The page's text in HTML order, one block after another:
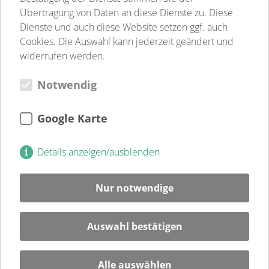
Sozialpsychiatrie
Jugend-, Familien- & Schulsozialarbeit
Begegnungsstätten
Gastronomie
Weitere Einrichtungen
Spenden
Ehrenamt
Karriere
Blog
Übertragung von Daten an diese Dienste zu. Diese
Dienste und auch diese Website setzen ggf. auch
Cookies. Die Auswahl kann jederzeit geändert und
widerrufen werden.
Notwendig
Google Karte
Details anzeigen/ausblenden
Nur notwendige
Auswahl bestätigen
Alle auswählen